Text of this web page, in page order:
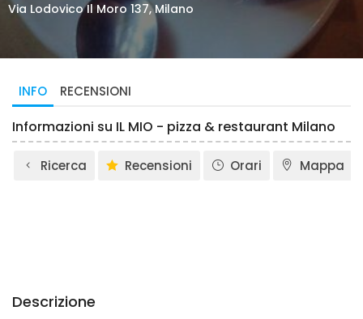
Via Lodovico Il Moro 137, Milano
INFO RECENSIONI
Informazioni su IL MIO - pizza & restaurant Milano
Ricerca Recensioni Orari Mappa
Descrizione